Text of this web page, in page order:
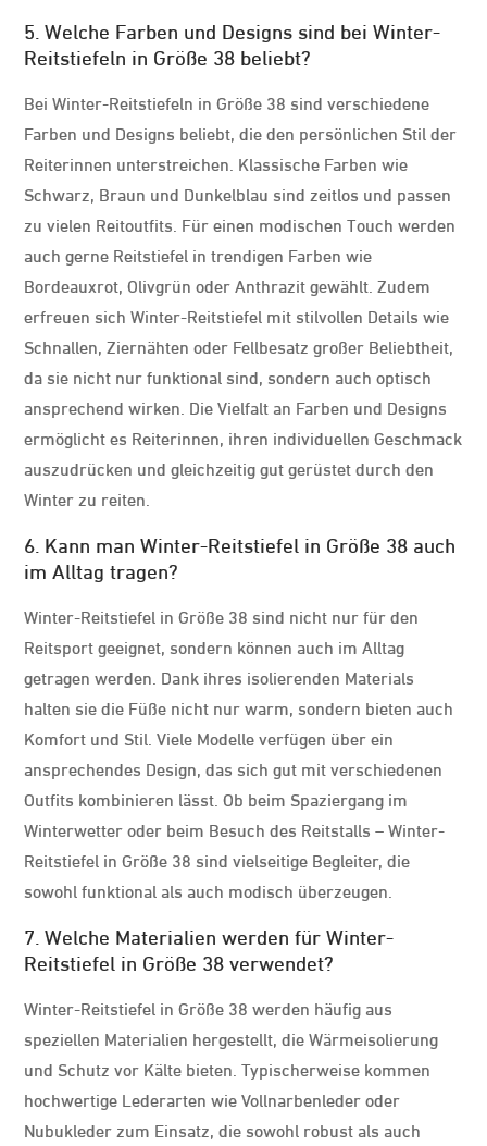
5. Welche Farben und Designs sind bei Winter-
Reitstiefeln in Größe 38 beliebt?
Bei Winter-Reitstiefeln in Größe 38 sind verschiedene
Farben und Designs beliebt, die den persönlichen Stil der
Reiterinnen unterstreichen. Klassische Farben wie
Schwarz, Braun und Dunkelblau sind zeitlos und passen
zu vielen Reitoutfits. Für einen modischen Touch werden
auch gerne Reitstiefel in trendigen Farben wie
Bordeauxrot, Olivgrün oder Anthrazit gewählt. Zudem
erfreuen sich Winter-Reitstiefel mit stilvollen Details wie
Schnallen, Ziernähten oder Fellbesatz großer Beliebtheit,
da sie nicht nur funktional sind, sondern auch optisch
ansprechend wirken. Die Vielfalt an Farben und Designs
ermöglicht es Reiterinnen, ihren individuellen Geschmack
auszudrücken und gleichzeitig gut gerüstet durch den
Winter zu reiten.
6. Kann man Winter-Reitstiefel in Größe 38 auch
im Alltag tragen?
Winter-Reitstiefel in Größe 38 sind nicht nur für den
Reitsport geeignet, sondern können auch im Alltag
getragen werden. Dank ihres isolierenden Materials
halten sie die Füße nicht nur warm, sondern bieten auch
Komfort und Stil. Viele Modelle verfügen über ein
ansprechendes Design, das sich gut mit verschiedenen
Outfits kombinieren lässt. Ob beim Spaziergang im
Winterwetter oder beim Besuch des Reitstalls – Winter-
Reitstiefel in Größe 38 sind vielseitige Begleiter, die
sowohl funktional als auch modisch überzeugen.
7. Welche Materialien werden für Winter-
Reitstiefel in Größe 38 verwendet?
Winter-Reitstiefel in Größe 38 werden häufig aus
speziellen Materialien hergestellt, die Wärmeisolierung
und Schutz vor Kälte bieten. Typischerweise kommen
hochwertige Lederarten wie Vollnarbenleder oder
Nubukleder zum Einsatz, die sowohl robust als auch